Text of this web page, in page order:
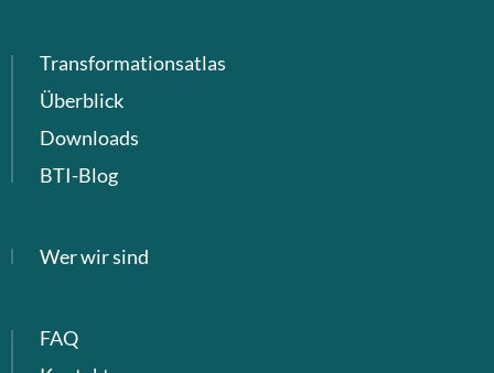
Transformationsatlas
Überblick
Downloads
BTI-Blog
Wer wir sind
FAQ